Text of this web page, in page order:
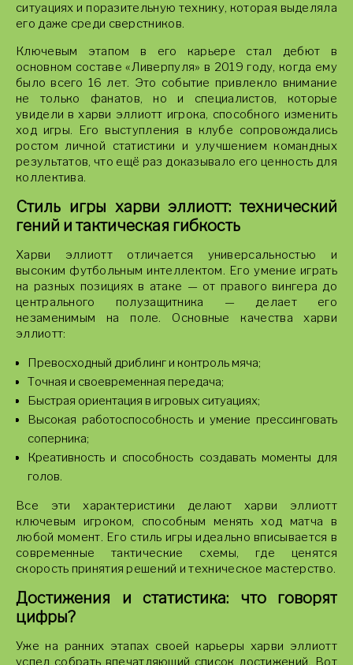
ситуациях и поразительную технику, которая выделяла
его даже среди сверстников.
Ключевым этапом в его карьере стал дебют в
основном составе «Ливерпуля» в 2019 году, когда ему
было всего 16 лет. Это событие привлекло внимание
не только фанатов, но и специалистов, которые
увидели в харви эллиотт игрока, способного изменить
ход игры. Его выступления в клубе сопровождались
ростом личной статистики и улучшением командных
результатов, что ещё раз доказывало его ценность для
коллектива.
Стиль игры харви эллиотт: технический
гений и тактическая гибкость
Харви эллиотт отличается универсальностью и
высоким футбольным интеллектом. Его умение играть
на разных позициях в атаке — от правого вингера до
центрального полузащитника — делает его
незаменимым на поле. Основные качества харви
эллиотт:
Превосходный дриблинг и контроль мяча;
Точная и своевременная передача;
Быстрая ориентация в игровых ситуациях;
Высокая работоспособность и умение прессинговать
соперника;
Креативность и способность создавать моменты для
голов.
Все эти характеристики делают харви эллиотт
ключевым игроком, способным менять ход матча в
любой момент. Его стиль игры идеально вписывается в
современные тактические схемы, где ценятся
скорость принятия решений и техническое мастерство.
Достижения и статистика: что говорят
цифры?
Уже на ранних этапах своей карьеры харви эллиотт
успел собрать впечатляющий список достижений. Вот